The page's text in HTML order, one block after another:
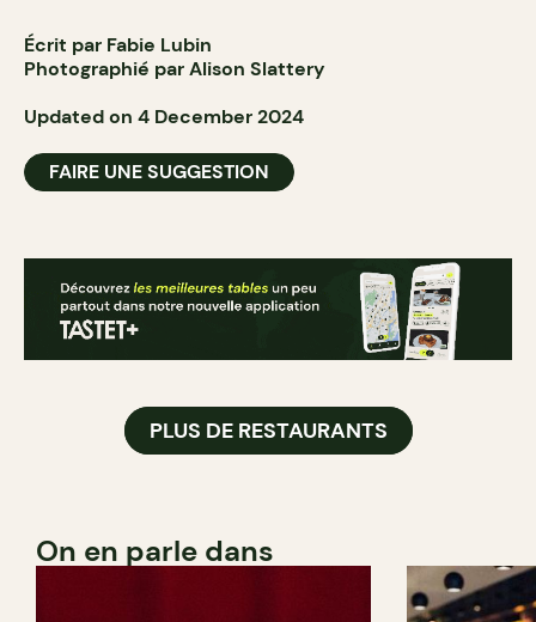
Écrit par Fabie Lubin
Photographié par Alison Slattery
Updated on 4 December 2024
FAIRE UNE SUGGESTION
PLUS DE RESTAURANTS
On en parle dans